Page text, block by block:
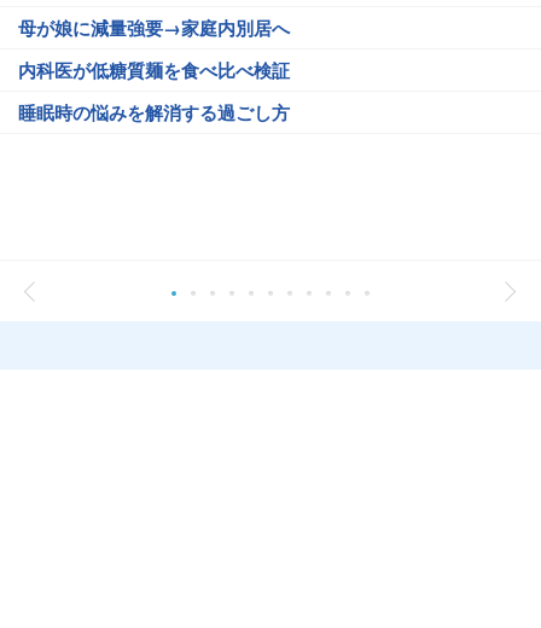
母が娘に減量強要→家庭内別居へ
内科医が低糖質麺を食べ比べ検証
睡眠時の悩みを解消する過ごし方